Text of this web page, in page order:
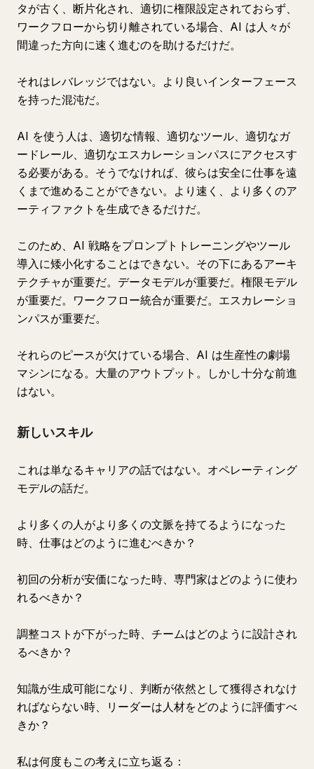
タが古く、断片化され、適切に権限設定されておらず、
ワークフローから切り離されている場合、AI は人々が
間違った方向に速く進むのを助けるだけだ。
それはレバレッジではない。より良いインターフェース
を持った混沌だ。
AI を使う人は、適切な情報、適切なツール、適切なガ
ードレール、適切なエスカレーションパスにアクセスす
る必要がある。そうでなければ、彼らは安全に仕事を遠
くまで進めることができない。より速く、より多くのア
ーティファクトを生成できるだけだ。
このため、AI 戦略をプロンプトトレーニングやツール
導入に矮小化することはできない。その下にあるアーキ
テクチャが重要だ。データモデルが重要だ。権限モデル
が重要だ。ワークフロー統合が重要だ。エスカレーショ
ンパスが重要だ。
それらのピースが欠けている場合、AI は生産性の劇場
マシンになる。大量のアウトプット。しかし十分な前進
はない。
新しいスキル
これは単なるキャリアの話ではない。オペレーティング
モデルの話だ。
より多くの人がより多くの文脈を持てるようになった
時、仕事はどのように進むべきか？
初回の分析が安価になった時、専門家はどのように使わ
れるべきか？
調整コストが下がった時、チームはどのように設計され
るべきか？
知識が生成可能になり、判断が依然として獲得されなけ
ればならない時、リーダーは人材をどのように評価すべ
きか？
私は何度もこの考えに立ち返る：